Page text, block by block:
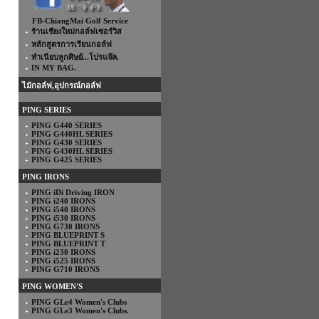
FB-ChiangMai Golf Service
ร้านเชียงใหม่กอล์ฟเซอร์วิส
หลักสูตรการเรียนกอล์ฟ
ทำเนียบลูกศิษย์...โปรแจ๊ค.
IN MY BAG.
ไม้กอล์ฟ,อุปกรณ์กอล์ฟ
PING SERIES
PING G440 SERIES
PING G440HL SERIES
PING G430 SERIES
PING G430HL SERIES
PING G425 SERIES
PING IRONS
PING iDi Driving IRON
PING i240 IRONS
PING i540 IRONS
PING i530 IRONS
PING G730 IRONS
PING BLUEPRINT S
PING BLUEPRINT T
PING i230 IRONS
PING i525 IRONS
PING G710 IRONS
PING WOMEN'S
PING GLe4 Women's Clubs
PING GLe3 Women's Clubs.